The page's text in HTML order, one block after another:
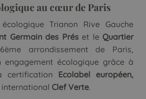
au cœur de Paris
Trianon Rive Gauche
Germain des Préset le Quartier
arrondissement de Paris,
engagement écologique grâce à
certification Ecolabel européen,
international Clef Verte.